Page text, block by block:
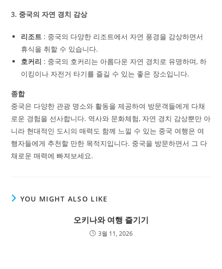
3. 중국의 자연 경치 감상
리조트 : 중국의 다양한 리조트에서 자연 풍경을 감상하면서
휴식을 취할 수 있습니다.
호커리 : 중국의 호커리는 아름다운 자연 경치로 유명하며, 하
이킹이나 자전거 타기를 즐길 수 있는 좋은 장소입니다.
종합
중국은 다양한 관광 명소와 활동을 제공하여 방문객들에게 다채
로운 경험을 선사합니다. 역사와 문화체험, 자연 경치 감상뿐만 아
니라 현대적인 도시의 매력도 함께 느낄 수 있는 중국 여행은 여
행자들에게 추천할 만한 목적지입니다. 중국을 방문하면서 그 다
채로운 매력에 빠져보세요.
YOU MIGHT ALSO LIKE
오키나와 여행 즐기기
3월 11, 2026